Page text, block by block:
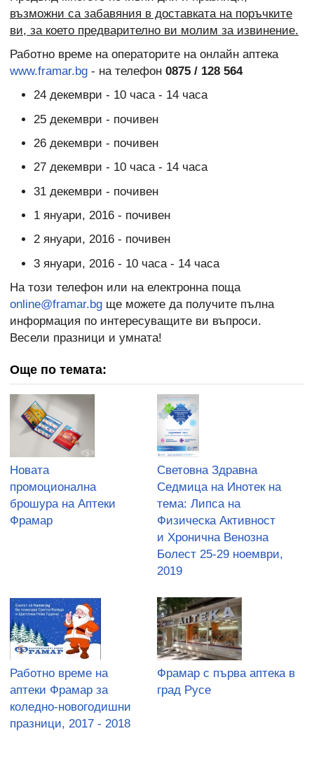
възможни са забавяния в доставката на поръчките
ви, за което предварително ви молим за извинение.
Работно време на операторите на онлайн аптека
www.framar.bg - на телефон 0875 / 128 564
24 декември - 10 часа - 14 часа
25 декември - почивен
26 декември - почивен
27 декември - 10 часа - 14 часа
31 декември - почивен
1 януари, 2016 - почивен
2 януари, 2016 - почивен
3 януари, 2016 - 10 часа - 14 часа
На този телефон или на електронна поща
online@framar.bg ще можете да получите пълна
информация по интересуващите ви въпроси.
Весели празници и умната!
Още по темата:
Новата
промоционална
брошура на Аптеки
Фрамар
Световна Здравна
Седмица на Инотек на
тема: Липса на
Физическа Активност
и Хронична Венозна
Болест 25-29 ноември,
2019
Работно време на
аптеки Фрамар за
коледно-новогодишни
празници, 2017 - 2018
Фрамар с първа аптека в
град Русе